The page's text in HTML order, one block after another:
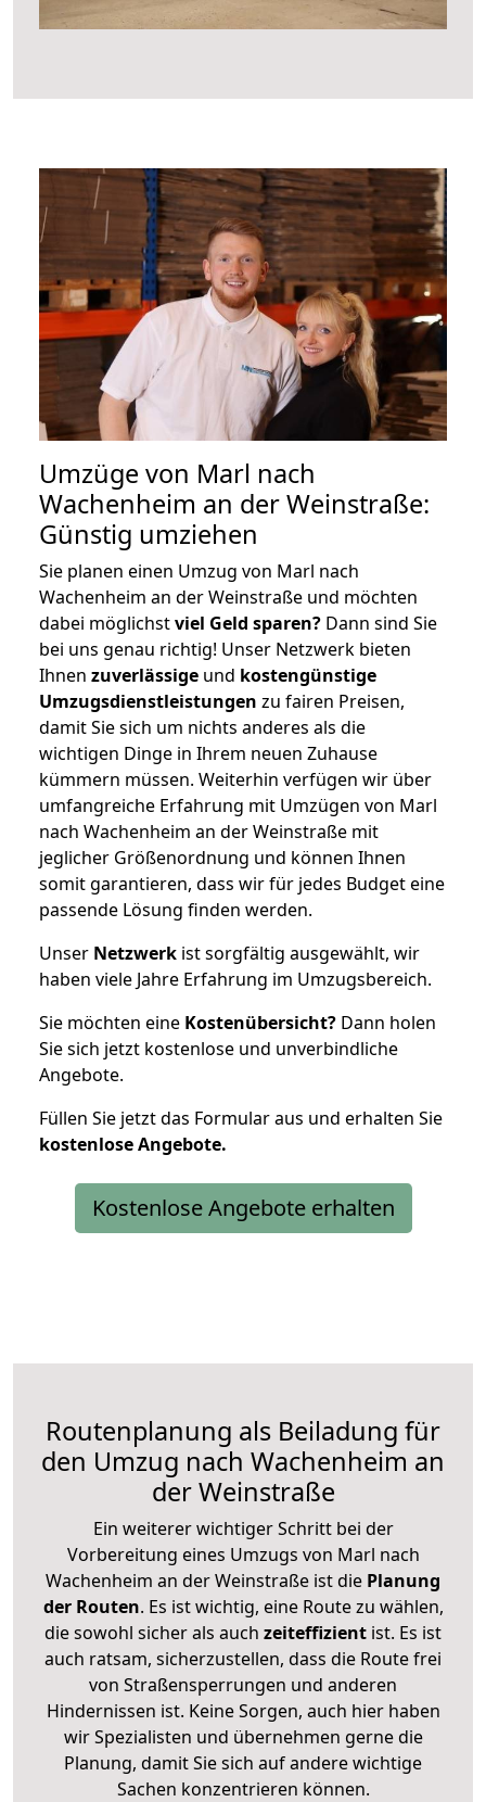
Umzüge von Marl nach
Wachenheim an der Weinstraße:
Günstig umziehen
Sie planen einen Umzug von Marl nach
Wachenheim an der Weinstraße und möchten
dabei möglichstviel Geld sparen? Dann sind Sie
bei uns genau richtig! Unser Netzwerk bieten
Ihnen zuverlässige und kostengünstige
Umzugsdienstleistungen zu fairen Preisen,
damit Sie sich um nichts anderes als die
wichtigen Dinge in Ihrem neuen Zuhause
kümmern müssen. Weiterhin verfügen wir über
umfangreiche Erfahrung mit Umzügen von Marl
nach Wachenheim an der Weinstraße mit
jeglicher Größenordnung und können Ihnen
somit garantieren, dass wir für jedes Budget eine
passende Lösung finden werden.
Unser Netzwerk ist sorgfältig ausgewählt, wir
haben viele Jahre Erfahrung im Umzugsbereich.
Sie möchten eine Kostenübersicht? Dann holen
Sie sich jetzt kostenlose und unverbindliche
Angebote.
Füllen Sie jetzt das Formular aus und erhalten Sie
kostenloseAngebote.
Kostenlose Angebote erhalten
Routenplanung als Beiladung für
den Umzug nach Wachenheim an
der Weinstraße
Ein weiterer wichtiger Schritt bei der
Vorbereitung eines Umzugs von Marl nach
Wachenheim an der Weinstraße ist die Planung
der Routen. Es ist wichtig, eine Route zu wählen,
die sowohl sicher als auch zeiteffizient ist. Es ist
auch ratsam, sicherzustellen, dass die Route frei
von Straßensperrungen und anderen
Hindernissen ist. Keine Sorgen, auch hier haben
wir Spezialisten und übernehmen gerne die
Planung, damit Sie sich auf andere wichtige
Sachen konzentrieren können.